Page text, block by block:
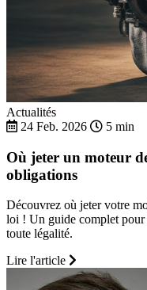
Actualités
24 Feb. 2026
5 min
Où jeter un moteur
obligations
Découvrez où jeter votre
loi ! Un guide complet pour
toute légalité.
Lire l'article